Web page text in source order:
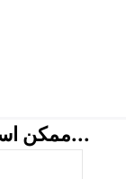
ممکن است به این موارد نیز علاقه‌مند باشید...